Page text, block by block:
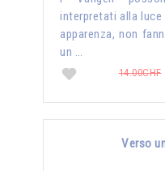
interpretati alla luce
apparenza, non
un …
14.00CHF
Verso